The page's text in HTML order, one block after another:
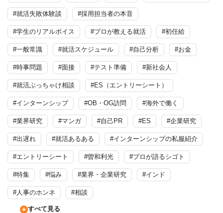
#就活失敗体験談 #採用担当者の本音
#学生のリアルボイス #プロが教える就活 #初任給
#一般常識 #就活スケジュール #自己分析 #お金
#時事問題 #面接 #テスト準備 #新社会人
#就活ぶっちゃけ相談 #ES（エントリーシート）
#インターンシップ #OB・OG訪問 #海外で働く
#業界研究 #マンガ #自己PR #ES #企業研究
#出遅れ #就活あるある #インターンシップの私服紹介
#エントリーシート #曽和利光 #プロが語るシゴト
#特集 #悩み #業界・企業研究 #インド
#人事のホンネ #相談
すべて見る